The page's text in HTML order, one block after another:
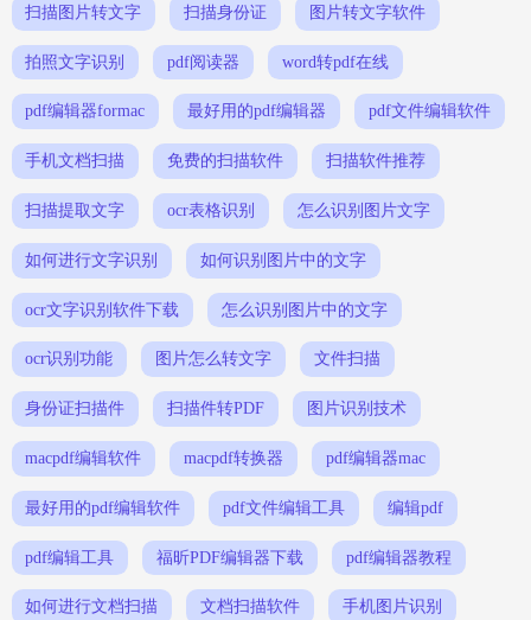
扫描图片转文字 扫描身份证 图片转文字软件
拍照文字识别 pdf阅读器 word转pdf在线
pdf编辑器formac 最好用的pdf编辑器 pdf文件编辑软件
手机文档扫描 免费的扫描软件 扫描软件推荐
扫描提取文字 ocr表格识别 怎么识别图片文字
如何进行文字识别 如何识别图片中的文字
ocr文字识别软件下载 怎么识别图片中的文字
ocr识别功能 图片怎么转文字 文件扫描
身份证扫描件 扫描件转PDF 图片识别技术
macpdf编辑软件 macpdf转换器 pdf编辑器mac
最好用的pdf编辑软件 pdf文件编辑工具 编辑pdf
pdf编辑工具 福昕PDF编辑器下载 pdf编辑器教程
如何进行文档扫描 文档扫描软件 手机图片识别